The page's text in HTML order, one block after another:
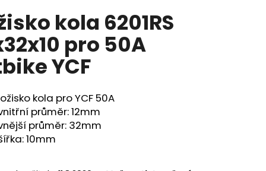
kola 6201RS
pro 50A
YCF
kola pro YCF 50A
průměr: 12mm
průměr: 32mm
10mm